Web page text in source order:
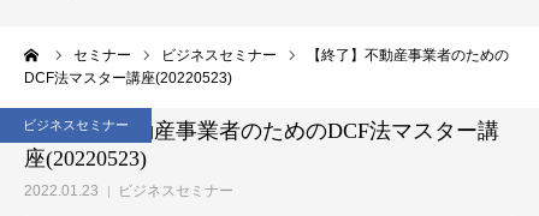
セミナー ビジネスセミナー
【終了】不動産事業者のための
DCF法マスター講座(20220523)
ビジネスセミナー
【終了】不動産事業者のためのDCF法マスター講
座(20220523)
2022.01.23 ビジネスセミナー
お問合せ窓口